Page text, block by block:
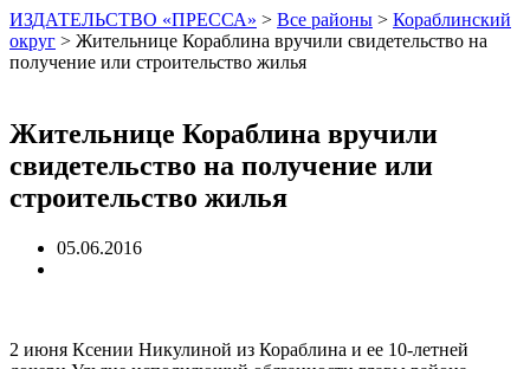
ИЗДАТЕЛЬСТВО «ПРЕССА» > Все районы > Кораблинский
округ > Жительнице Кораблина вручили свидетельство на
получение или строительство жилья
Жительнице Кораблина вручили
свидетельство на получение или
строительство жилья
05.06.2016
2 июня Ксении Никулиной из Кораблина и ее 10-летней